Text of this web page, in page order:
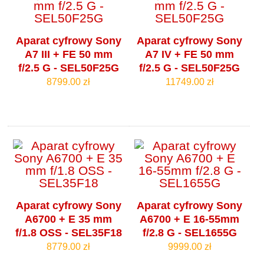
Aparat cyfrowy Sony
A7 III + FE 50 mm
f/2.5 G - SEL50F25G
8799.00 zł
Aparat cyfrowy Sony
A7 IV + FE 50 mm
f/2.5 G - SEL50F25G
11749.00 zł
Aparat cyfrowy Sony
A6700 + E 35 mm
f/1.8 OSS - SEL35F18
8779.00 zł
Aparat cyfrowy Sony
A6700 + E 16-55mm
f/2.8 G - SEL1655G
9999.00 zł